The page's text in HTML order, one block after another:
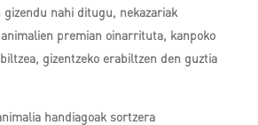
nahi ditugu, nekazariak
premian oinarrituta, kanpoko
gizentzeko erabiltzen den guztia
handiagoak sortzera